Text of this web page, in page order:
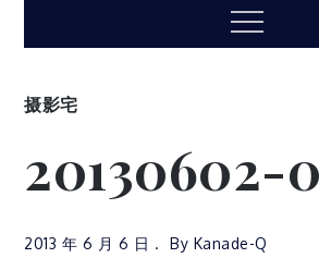
Menu
摄影宅
20130602-
2013 年 6 月 6 日 By Kanade-Q